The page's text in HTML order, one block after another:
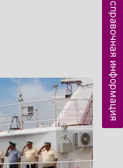
справочная информация